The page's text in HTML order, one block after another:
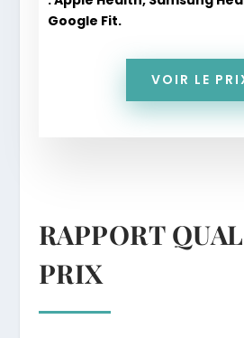
Google Fit.
VOIR LE
RAPPORT
PRIX